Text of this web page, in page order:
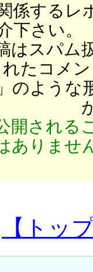
係するレ
下さい。
はスパム
たコメン
」のような
開される
ありませ
【トッ